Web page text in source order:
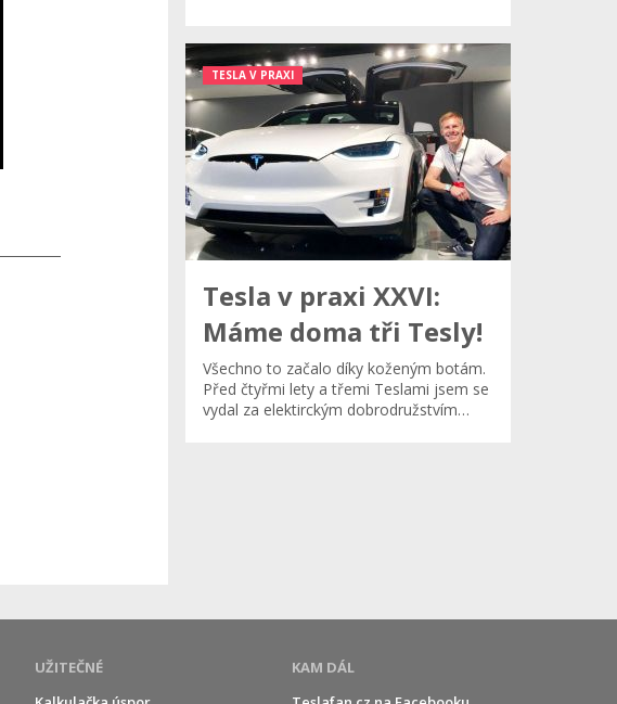
Tesla v praxi XXVI:
Máme doma tři Tesly!
Všechno to začalo díky koženým botám.
Před čtyřmi lety a třemi Teslami jsem se
vydal za elektirckým dobrodružstvím…
TESLA V PRAXI
UŽITEČNÉ
KAM DÁL